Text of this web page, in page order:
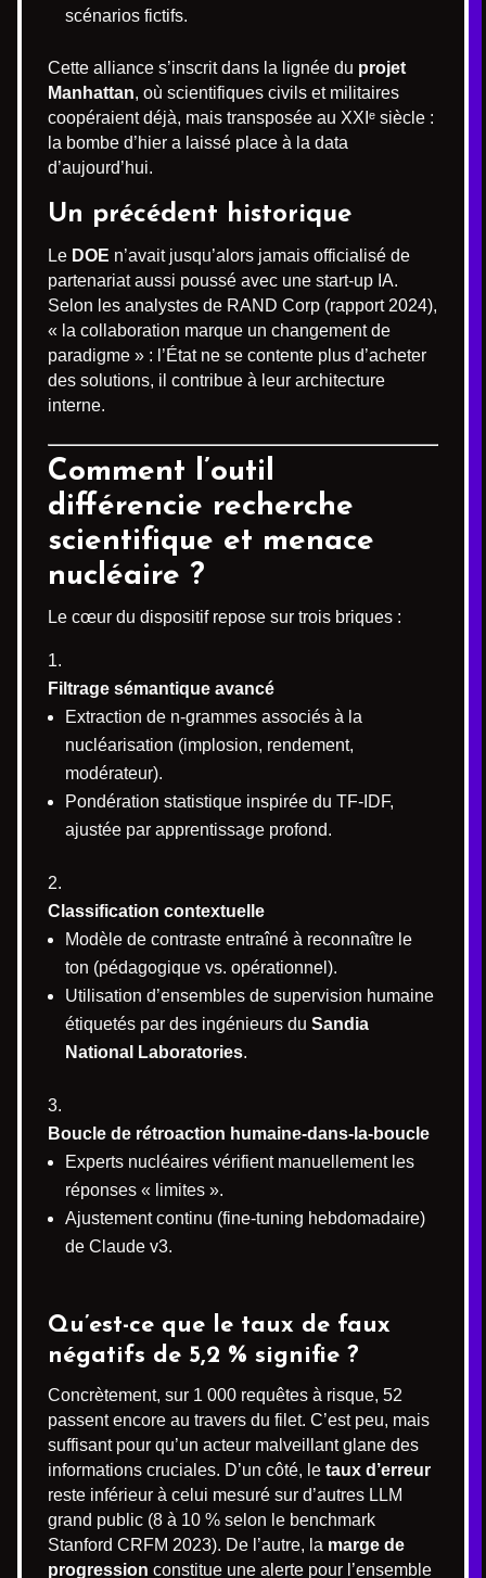
scénarios fictifs.
Cette alliance s’inscrit dans la lignée du projet
Manhattan, où scientifiques civils et militaires
coopéraient déjà, mais transposée au XXIᵉ siècle :
la bombe d’hier a laissé place à la data
d’aujourd’hui.
Un précédent historique
Le DOE n’avait jusqu’alors jamais officialisé de
partenariat aussi poussé avec une start-up IA.
Selon les analystes de RAND Corp (rapport 2024),
« la collaboration marque un changement de
paradigme » : l’État ne se contente plus d’acheter
des solutions, il contribue à leur architecture
interne.
Comment l’outil
différencie recherche
scientifique et menace
nucléaire ?
Le cœur du dispositif repose sur trois briques :
Filtrage sémantique avancé
Extraction de n-grammes associés à la
nucléarisation (implosion, rendement,
modérateur).
Pondération statistique inspirée du TF-IDF,
ajustée par apprentissage profond.
Classification contextuelle
Modèle de contraste entraîné à reconnaître le
ton (pédagogique vs. opérationnel).
Utilisation d’ensembles de supervision humaine
étiquetés par des ingénieurs du Sandia
National Laboratories.
Boucle de rétroaction humaine-dans-la-boucle
Experts nucléaires vérifient manuellement les
réponses « limites ».
Ajustement continu (fine-tuning hebdomadaire)
de Claude v3.
Qu’est-ce que le taux de faux
négatifs de 5,2 % signifie ?
Concrètement, sur 1 000 requêtes à risque, 52
passent encore au travers du filet. C’est peu, mais
suffisant pour qu’un acteur malveillant glane des
informations cruciales. D’un côté, le taux d’erreur
reste inférieur à celui mesuré sur d’autres LLM
grand public (8 à 10 % selon le benchmark
Stanford CRFM 2023). De l’autre, la marge de
progression constitue une alerte pour l’ensemble